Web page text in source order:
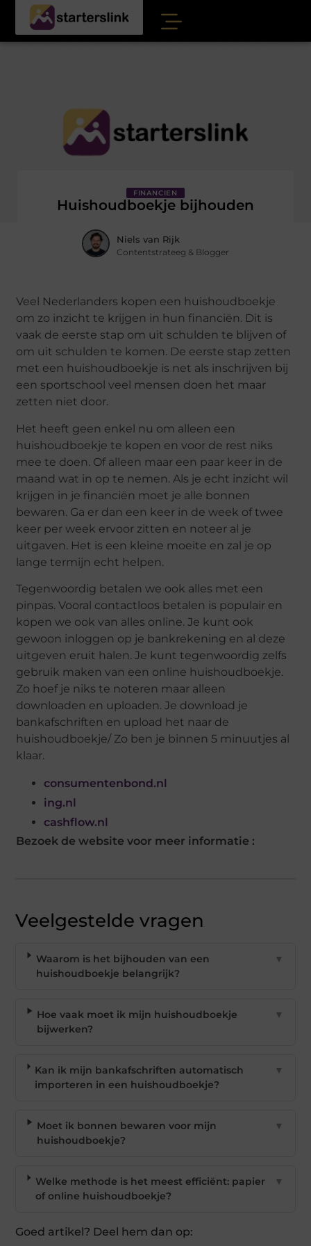
FINANCIEN
Huishoudboekje bijhouden
Niels van Rijk
Contentstrateeg & Blogger
Veel Nederlanders kopen een huishoudboekje
om zo inzicht te krijgen in hun financiën. Dit is
vaak de eerste stap om uit schulden te blijven of
om uit schulden te komen. De eerste stap zetten
met een huishoudboekje is net als inschrijven bij
een sportschool veel mensen doen het maar
zetten niet door.
Het heeft geen enkel nu om alleen een
huishoudboekje te kopen en voor de rest niks
mee te doen. Of alleen maar een paar keer in de
maand wat in op te nemen. Als je echt inzicht wil
krijgen in je financiën moet je alle bonnen
bewaren. Ga er dan een keer in de week of twee
keer per week ervoor zitten en noteer al je
uitgaven. Het is een kleine moeite en zal je op
lange termijn echt helpen.
Tegenwoordig betalen we ook alles met een
pinpas. Vooral contactloos betalen is populair en
kopen we ook van alles online. Je kunt ook
gewoon inloggen op je bankrekening en al deze
uitgeven eruit halen. Je kunt tegenwoordig zelfs
gebruik maken van een online huishoudboekje.
Zo hoef je niks te noteren maar alleen
downloaden en uploaden. Je download je
bankafschriften en upload het naar de
huishoudboekje/ Zo ben je binnen 5 minuutjes al
klaar.
consumentenbond.nl
ing.nl
cashflow.nl
Bezoek de website voor meer informatie :
Veelgestelde vragen
Waarom is het bijhouden van een
huishoudboekje belangrijk?
▼
Hoe vaak moet ik mijn huishoudboekje
bijwerken?
▼
Kan ik mijn bankafschriften automatisch
importeren in een huishoudboekje?
▼
Moet ik bonnen bewaren voor mijn
huishoudboekje?
▼
Welke methode is het meest efficiënt: papier
of online huishoudboekje?
▼
Goed artikel? Deel hem dan op: